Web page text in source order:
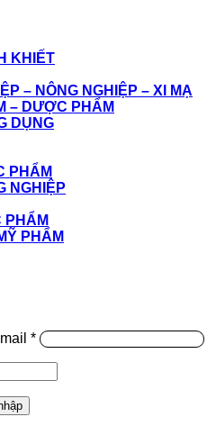
KHIẾT
– NÔNG NGHIỆP – XI MẠ
– DƯỢC PHẨM
DỤNG
PHẨM
NGHIỆP
PHẨM
PHẨM
*